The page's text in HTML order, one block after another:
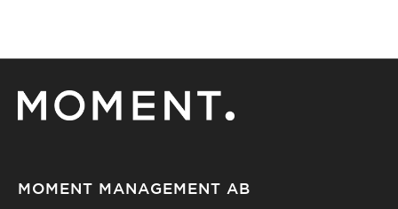
MOMENT MANAGEMENT AB